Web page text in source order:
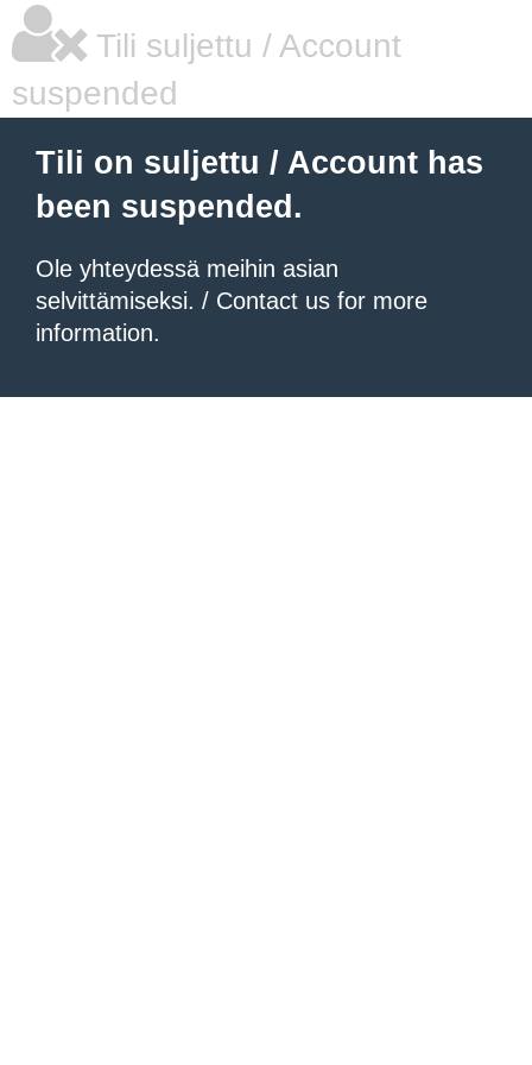
Tili suljettu / Account
suspended
Tili on suljettu / Account has
been suspended.
Ole yhteydessä meihin asian
selvittämiseksi. / Contact us for more
information.